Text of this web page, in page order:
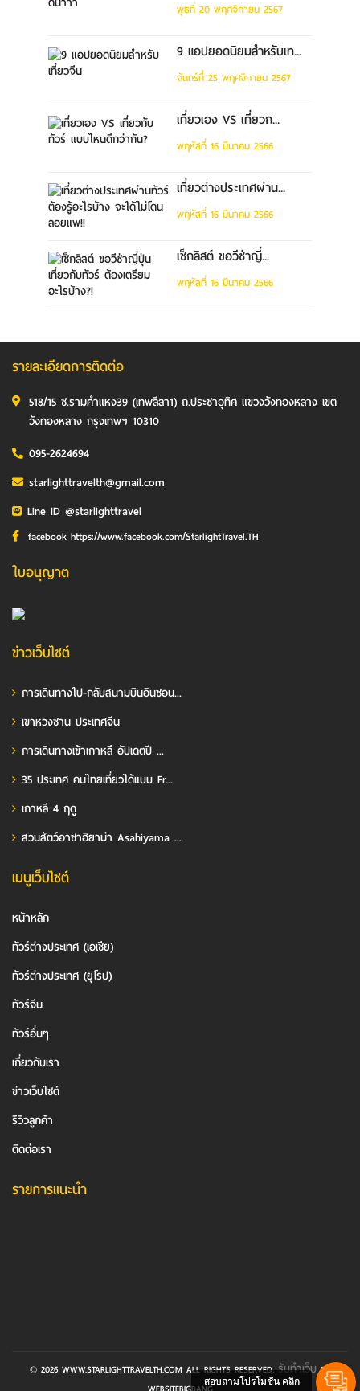
พุธที่ 20 พฤศจิกายน 2567
9 แอปยอดนิยมสำหรับเท...
จันทร์ที่ 25 พฤศจิกายน 2567
เที่ยวเอง VS เที่ยวก...
พฤหัสที่ 16 มีนาคม 2566
เที่ยวต่างประเทศผ่าน...
พฤหัสที่ 16 มีนาคม 2566
เช็กลิสต์ ขอวีซ่าญี่...
พฤหัสที่ 16 มีนาคม 2566
รายละเอียดการติดต่อ
518/15 ซ.รามคำแหง39 (เทพลีลา1) ถ.ประชาอุทิศ แขวงวังทองหลาง เขต
วังทองหลาง กรุงเทพฯ 10310
095-2624694
starlighttravelth@gmail.com
Line ID @starlighttravel
facebook https://www.facebook.com/StarlightTravel.TH
ใบอนุญาต
ข่าวเว็บไซต์
การเดินทางไป-กลับสนามบินอินชอน...
เขาหวงซาน ประเทศจีน
การเดินทางเข้าเกาหลี อัปเดตปี ...
35 ประเทศ คนไทยเที่ยวได้แบบ Fr...
เกาหลี 4 ฤดู
สวนสัตว์อาซาฮิยาม่า Asahiyama ...
เมนูเว็บไซต์
หน้าหลัก
ทัวร์ต่างประเทศ (เอเชีย)
ทัวร์ต่างประเทศ (ยุโรป)
ทัวร์จีน
ทัวร์อื่นๆ
เกี่ยวกับเรา
ข่าวเว็บไซต์
รีวิวลูกค้า
ติดต่อเรา
รายการแนะนำ
© 2026 WWW.STARLIGHTTRAVELTH.COM ALL RIGHTS RESERVED.รับทำเว็บBY
สอบถามโปรโมชั่น คลิก